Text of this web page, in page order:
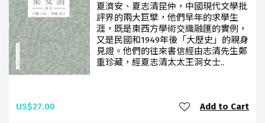
夏濟安、夏志清昆仲，中國現代文學批
評界的兩大巨擘，他們早年的求學生
涯，既是東西方學術交織融匯的實例，
又是民國和1949年後「大歷史」的親身
見證。他們的往來書信經由志清先生鄭
重珍藏，經夏志清太太王洞女士..
US$27.00 Add to Cart